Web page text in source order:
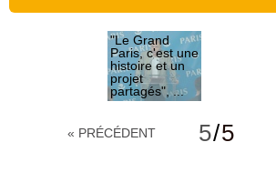
"Le Grand
Paris, c'est une
histoire et un
projet
partagés", ...
participatif
« PRÉCÉDENT 5/5